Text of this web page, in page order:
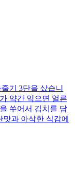
기 3단을 샀습니
약간 익으면 얼른
쑤어서 김치를 담
과 아삭한 식감에